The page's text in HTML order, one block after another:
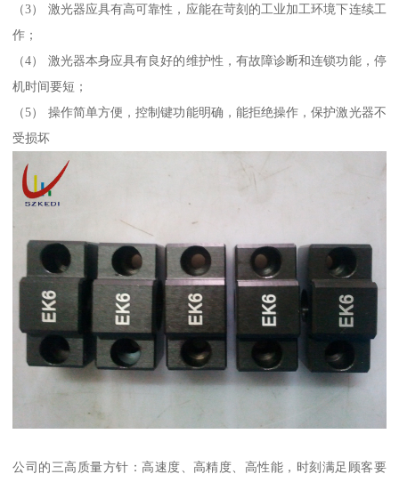
（3） 激光器应具有高可靠性，应能在苛刻的工业加工环境下连续工
作；
（4） 激光器本身应具有良好的维护性，有故障诊断和连锁功能，停
机时间要短；
（5） 操作简单方便，控制键功能明确，能拒绝操作，保护激光器不
受损坏
公司的三高质量方针：高速度、高精度、高性能，时刻满足顾客要